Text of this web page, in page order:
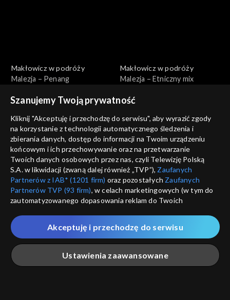
Makłowicz w podróży
Malezja – Penang
Makłowicz w podróży
Malezja – Etniczny mix
Makłowicz w podróży
Malezja – Malakka
Makłowicz w podróży
Morawy – W stronę Śląska
Makłowicz w podróży
Morawy – Beskid i doliny
Morawy – Na południu
Szanujemy Twoją prywatność
Kliknij "Akceptuję i przechodzę do serwisu", aby wyrazić zgody
na korzystanie z technologii automatycznego śledzenia i
zbierania danych, dostęp do informacji na Twoim urządzeniu
końcowym i ich przechowywanie oraz na przetwarzanie
Twoich danych osobowych przez nas, czyli Telewizję Polską
S.A. w likwidacji (zwaną dalej również „TVP”), Zaufanych
Partnerów z IAB* (1201 firm) oraz pozostałych Zaufanych
Partnerów TVP (93 firm), w celach marketingowych (w tym do
zautomatyzowanego dopasowania reklam do Twoich
które wskazujemy poniżej, a także zgody na udostępnianie
przez nas identyfikatora PPID do Google.
Twoje dane osobowe zbierane podczas odwiedzania przez
Ciebie naszych
poszczególnych serwisówzwanych dalej
„Portalem”, w tym informacje zapisywane za pomocą
Ustawienia zaawansowane
Akceptuję i przechodzę do serwisu